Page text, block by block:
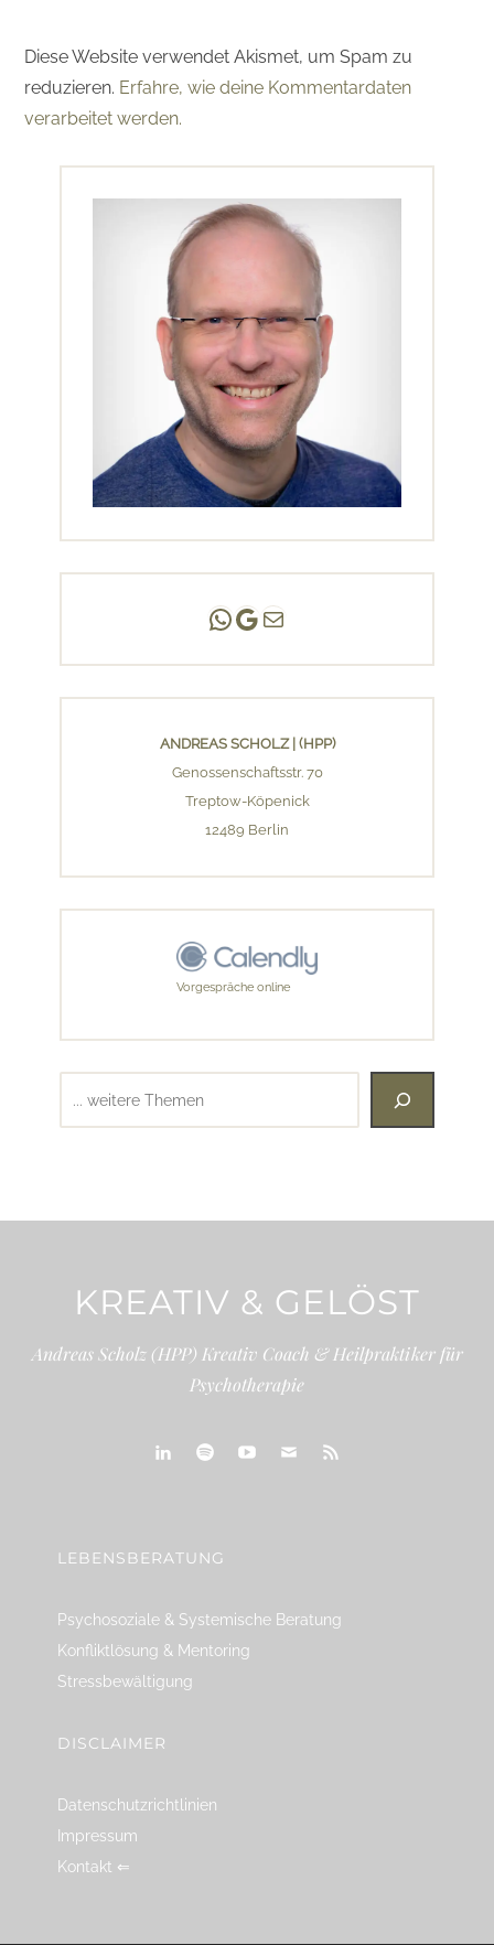
Diese Website verwendet Akismet, um Spam zu
reduzieren. Erfahre, wie deine Kommentardaten
verarbeitet werden.
Andreas Scholz | (HPP)
Praxis Adlershof
E-Mail an mich ...
ANDREAS SCHOLZ | (HPP)
Genossenschaftsstr. 70
Treptow-Köpenick
12489 Berlin
Vorgespräche online
KREATIV & GELÖST
Andreas Scholz (HPP) Kreativ Coach & Heilpraktiker für
Psychotherapie
LEBENSBERATUNG
Psychosoziale & Systemische Beratung
Konfliktlösung & Mentoring
Stressbewältigung
DISCLAIMER
Datenschutzrichtlinien
Impressum
Kontakt ⇐